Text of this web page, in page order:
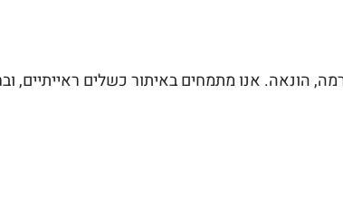
הונאה. אנו מתמחים באיתור כשלים ראייתיים,